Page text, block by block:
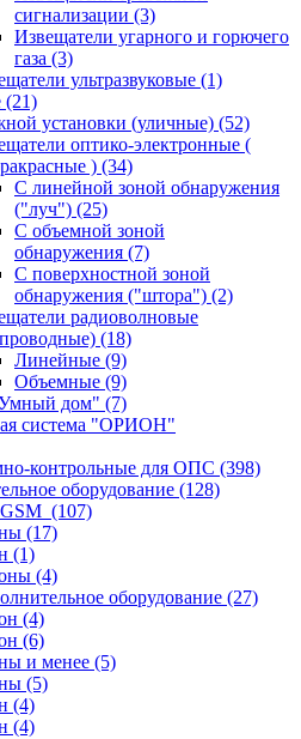
сигнализации (3)
Извещатели угарного и горючего
газа (3)
ультразвуковые (1)
(21)
установки (уличные) (52)
оптико-электронные (
) (34)
С линейной зоной обнаружения
("луч") (25)
С объемной зоной
обнаружения (7)
С поверхностной зоной
обнаружения ("штора") (2)
радиоволновые
(18)
Линейные (9)
Объемные (9)
дом" (7)
система "ОРИОН"
контрольные для ОПС (398)
оборудование (128)
(107)
(17)
(1)
(4)
оборудование (27)
(4)
(6)
и менее (5)
(5)
(4)
(4)